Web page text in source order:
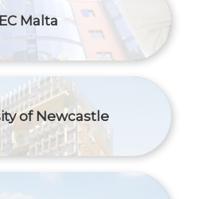
EC Malta
of Newcastle